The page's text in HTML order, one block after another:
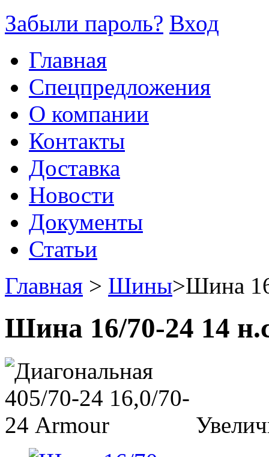
Забыли пароль? Вход
Главная
Спецпредложения
О компании
Контакты
Доставка
Новости
Документы
Статьи
Главная > Шины>Шина
Шина 16/70-24 14